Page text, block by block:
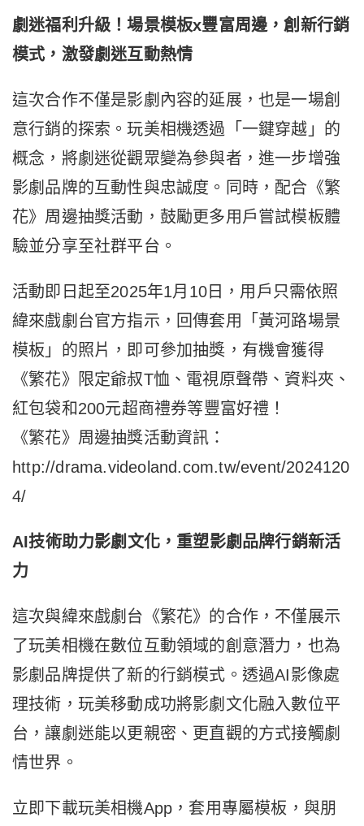
劇迷福利升級！場景模板x豐富周邊，創新行銷
模式，激發劇迷互動熱情
這次合作不僅是影劇內容的延展，也是一場創
意行銷的探索。玩美相機透過「一鍵穿越」的
概念，將劇迷從觀眾變為參與者，進一步增強
影劇品牌的互動性與忠誠度。同時，配合《繁
花》周邊抽獎活動，鼓勵更多用戶嘗試模板體
驗並分享至社群平台。
活動即日起至2025年1月10日，用戶只需依照
緯來戲劇台官方指示，回傳套用「黃河路場景
模板」的照片，即可參加抽獎，有機會獲得
《繁花》限定爺叔T恤、電視原聲帶、資料夾、
紅包袋和200元超商禮券等豐富好禮！
《繁花》周邊抽獎活動資訊：
http://drama.videoland.com.tw/event/2024120
4/
AI技術助力影劇文化，重塑影劇品牌行銷新活
力
這次與緯來戲劇台《繁花》的合作，不僅展示
了玩美相機在數位互動領域的創意潛力，也為
影劇品牌提供了新的行銷模式。透過AI影像處
理技術，玩美移動成功將影劇文化融入數位平
台，讓劇迷能以更親密、更直觀的方式接觸劇
情世界。
立即下載玩美相機App，套用專屬模板，與朋